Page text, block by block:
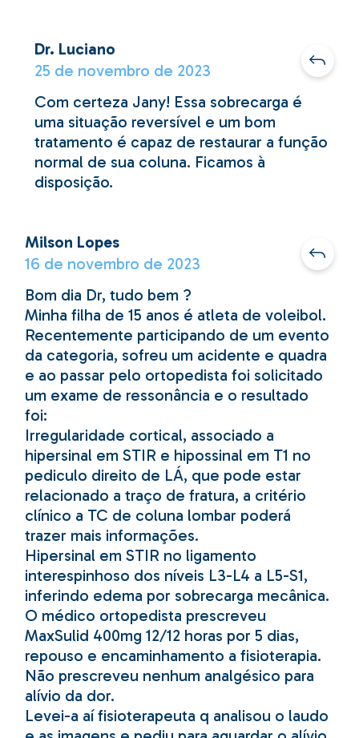
Dr. Luciano
25 de novembro de 2023
Com certeza Jany! Essa sobrecarga é
uma situação reversível e um bom
tratamento é capaz de restaurar a função
normal de sua coluna. Ficamos à
disposição.
Milson Lopes
16 de novembro de 2023
Bom dia Dr, tudo bem ?
Minha filha de 15 anos é atleta de voleibol.
Recentemente participando de um evento
da categoria, sofreu um acidente e quadra
e ao passar pelo ortopedista foi solicitado
um exame de ressonância e o resultado
foi:
Irregularidade cortical, associado a
hipersinal em STIR e hipossinal em T1 no
pediculo direito de LÁ, que pode estar
relacionado a traço de fratura, a critério
clínico a TC de coluna lombar poderá
trazer mais informações.
Hipersinal em STIR no ligamento
interespinhoso dos níveis L3-L4 a L5-S1,
inferindo edema por sobrecarga mecânica.
O médico ortopedista prescreveu
MaxSulid 400mg 12/12 horas por 5 dias,
repouso e encaminhamento a fisioterapia.
Não prescreveu nenhum analgésico para
alívio da dor.
Levei-a aí fisioterapeuta q analisou o laudo